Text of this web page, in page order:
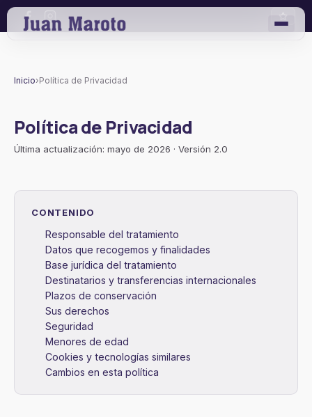
Inicio›Política de Privacidad
Política de Privacidad
Última actualización: mayo de 2026 · Versión 2.0
CONTENIDO
Responsable del tratamiento
Datos que recogemos y finalidades
Base jurídica del tratamiento
Destinatarios y transferencias internacionales
Plazos de conservación
Sus derechos
Seguridad
Menores de edad
Cookies y tecnologías similares
Cambios en esta política